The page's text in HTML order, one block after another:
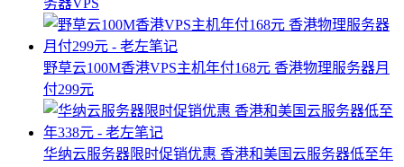
务器VPS
野草云100M香港VPS主机年付168元 香港物理服务器月
付299元
华纳云服务器限时促销优惠 香港和美国云服务器低至年